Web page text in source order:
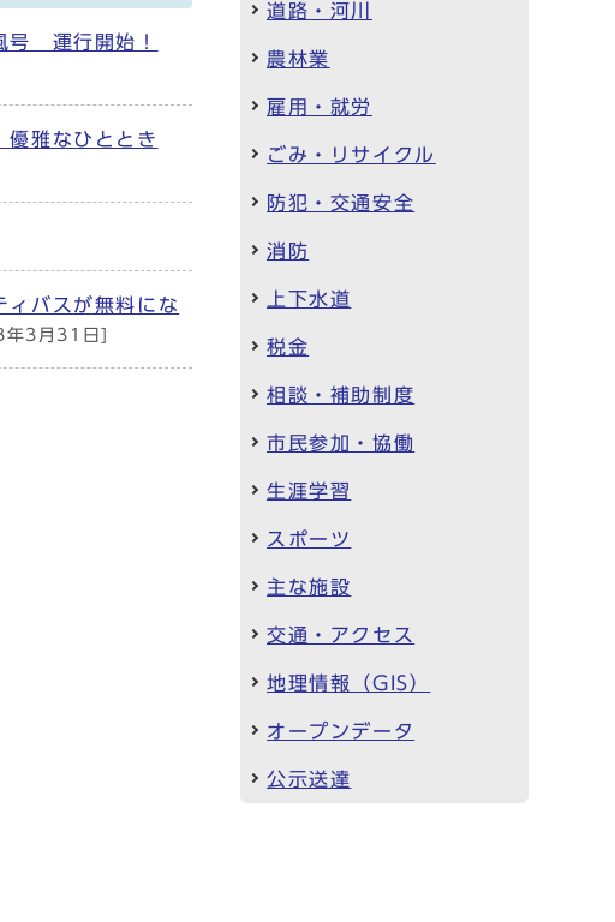
号 運行開始！
雅なひととき
ィバスが無料にな
3月31日]
道路・河川
農林業
雇用・就労
ごみ・リサイクル
防犯・交通安全
消防
上下水道
税金
相談・補助制度
市民参加・協働
生涯学習
スポーツ
主な施設
交通・アクセス
地理情報（GIS）
オープンデータ
公示送達